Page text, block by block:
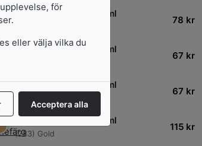
Gouachefärg W&N 14ml
78 kr
Gouachefärg W&N 14ml
67 kr
Gouachefärg W&N 14ml
67 kr
Gouachefärg W&N 14ml
(283) Gold
115 kr
för
eller välja vilka du
Acceptera alla